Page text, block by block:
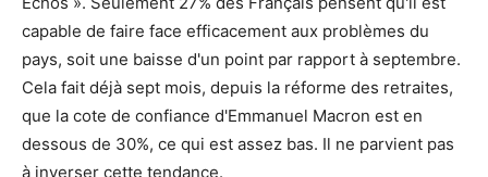
capable de faire face efficacement aux problèmes du
pays, soit une baisse d'un point par rapport à septembre.
Cela fait déjà sept mois, depuis la réforme des retraites,
que la cote de confiance d'Emmanuel Macron est en
dessous de 30%, ce qui est assez bas. Il ne parvient pas
à inverser cette tendance.